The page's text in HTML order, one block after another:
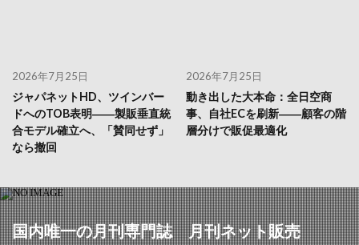
2026年7月25日
ジャパネットHD、ツインバー
ドへのTOB表明――製販垂直統
合モデル確立へ、「賛同せず」
なら撤回
2026年7月25日
動き出した大本命：全日空商
事、自社ECを刷新――顧客の階
層分けで販促最適化
国内唯一の月刊専門誌 月刊ネット販売